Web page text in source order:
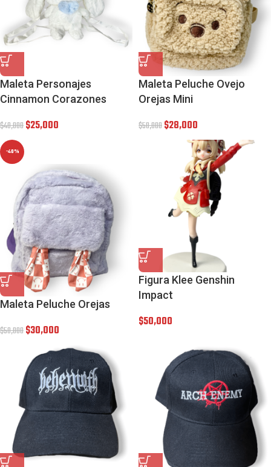
Maleta Personajes
Cinnamon Corazones
$40,000$25,000
Maleta Peluche Ovejo
Orejas Mini
$50,000$28,000
-40%
Maleta Peluche Orejas
$50,000$30,000
Figura Klee Genshin
Impact
$50,000